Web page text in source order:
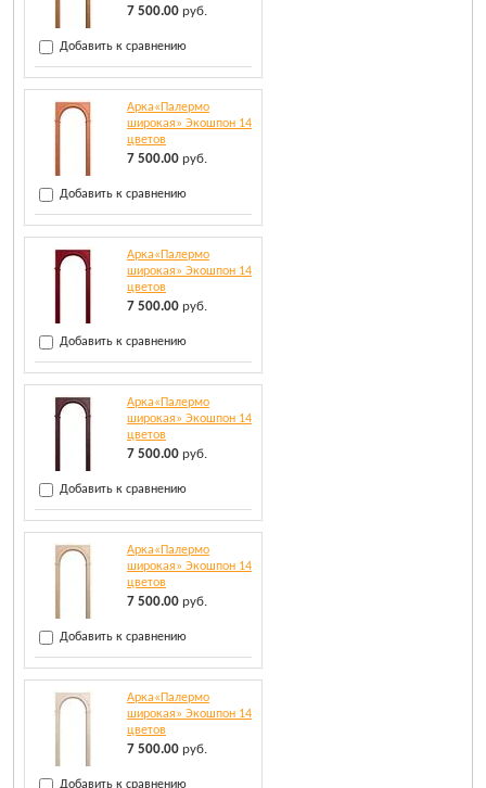
7 500.00 руб.
Добавить к сравнению
Арка«Палермо
широкая» Экошпон 14
цветов
7 500.00 руб.
Добавить к сравнению
Арка«Палермо
широкая» Экошпон 14
цветов
7 500.00 руб.
Добавить к сравнению
Арка«Палермо
широкая» Экошпон 14
цветов
7 500.00 руб.
Добавить к сравнению
Арка«Палермо
широкая» Экошпон 14
цветов
7 500.00 руб.
Добавить к сравнению
Арка«Палермо
широкая» Экошпон 14
цветов
7 500.00 руб.
Добавить к сравнению